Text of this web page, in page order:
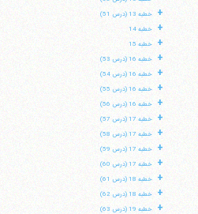
+ خطبه 13 (درس 51)
+ خطبه 14
+ خطبه 15
+ خطبه 16 (درس 53)
+ خطبه 16 (درس 54)
+ خطبه 16 (درس 55)
+ خطبه 16 (درس 56)
+ خطبه 17 (درس 57)
+ خطبه 17 (درس 58)
+ خطبه 17 (درس 59)
+ خطبه 17 (درس 60)
+ خطبه 18 (درس 61)
+ خطبه 18 (درس 62)
+ خطبه 19 (درس 63)